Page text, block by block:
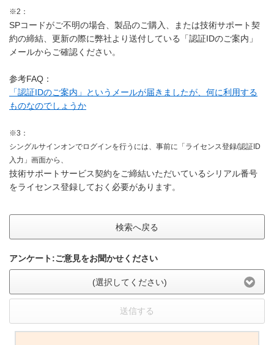
※2：
SPコードがご不明の場合、製品のご購入、または技術サポート契
約の締結、更新の際に弊社より送付している「認証IDのご案内」
メールからご確認ください。
参考FAQ：
「認証IDのご案内」というメールが届きましたが、何に利用する
ものなのでしょうか
※3：
シングルサインオンでログインを行うには、事前に「ライセンス登録/認証ID
入力」画面から、
技術サポートサービス契約をご締結いただいているシリアル番号
をライセンス登録しておく必要があります。
検索へ戻る
アンケート:ご意見をお聞かせください
(選択してください)
送信する